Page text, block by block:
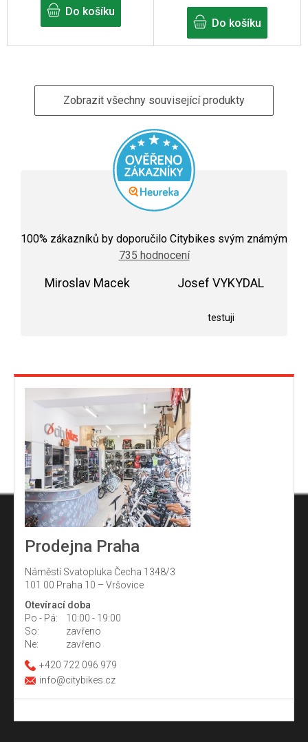
Do košíku
hvězdiček.
Do košíku
Zobrazit všechny související produkty
hodnocení
obchodu
je
100% zákazníků by doporučilo Citybikes svým známým
735 hodnocení
Miroslav Macek Josef VYKYDAL
testuji
Prodejna Praha
Náměstí Svatopluka Čecha 1348/3
101 00 Praha 10 – Vršovice
Otevírací doba
Po - Pá:
10:00 - 19:00
So:
zavřeno
Ne:
zavřeno
+420 722 096 979
info@citybikes.cz